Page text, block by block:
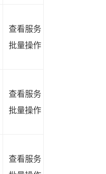
查看服务
批量操作
查看服务
批量操作
查看服务